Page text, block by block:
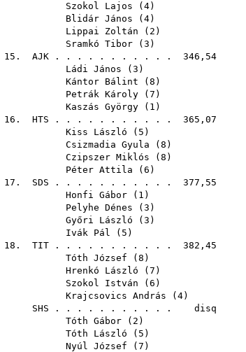
Szokol Lajos ( 4)
Blidár János ( 4)
Lippai Zoltán ( 2 )
Sramkó Tibor ( 3 )
15. AJK . . . . . . . . . . . 346,54
Ládi János ( 3 )
Kántor Bálint ( 8 )
Petrák Károly ( 7 )
Kaszás György ( 1 )
16. HTS . . . . . . . . . . . 365,07
Kiss László ( 5 )
Csizmadia Gyula ( 8 )
Czipszer Miklós ( 8 )
Péter Attila ( 6 )
17. SDS . . . . . . . . . . . 377,55
Honfi Gábor ( 1 )
Pelyhe Dénes ( 3 )
Győri László ( 3 )
Ivák Pál ( 5 )
18. TIT . . . . . . . . . . . 382,45
Tóth József ( 8 )
Hrenkó László ( 7 )
Szokol István ( 6 )
Krajcsovics András ( 4)
SHS . . . . . . . . . . . disq
Tóth Gábor ( 2 )
Tóth László ( 5 )
Nyúl József ( 7 )